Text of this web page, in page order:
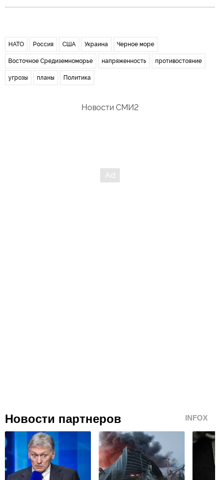
НАТО Россия США Украина Черное море
Восточное Средиземноморье напряженность противостояние
угрозы планы Политика
Новости СМИ2
Новости партнеров INFOX